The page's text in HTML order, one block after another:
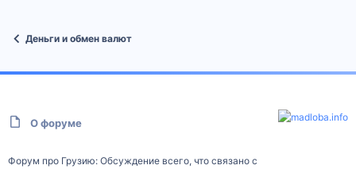
Деньги и обмен валют
О форуме
Форум про Грузию: Обсуждение всего, что связано с